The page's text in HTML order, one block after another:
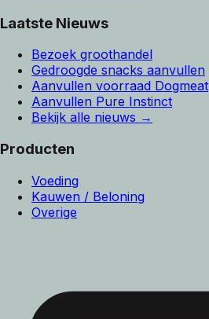
Laatste Nieuws
Bezoek groothandel
Gedroogde snacks aanvullen
Aanvullen voorraad Dogmeat
Aanvullen Pure Instinct
Bekijk alle nieuws →
Producten
Voeding
Kauwen / Beloning
Overige